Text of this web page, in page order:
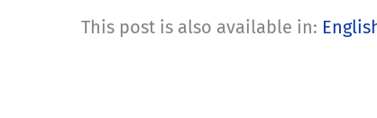
This post is also available in: